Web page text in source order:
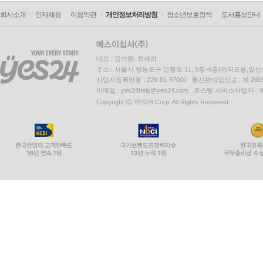
회사소개 인재채용 이용약관 개인정보처리방침 청소년보호정책 도서홍보안내
대표 : 김석환, 최세라
주소 : 서울시 영등포구 은행로 11, 5층~6층(여의도동,일신
사업자등록번호 : 229-81-37000 통신판매업신고 : 제
이메일 : yes24help@yes24.com 호스팅 서비스사업자 :
Copyright ⓒ YES24 Corp. All Rights Reserved.